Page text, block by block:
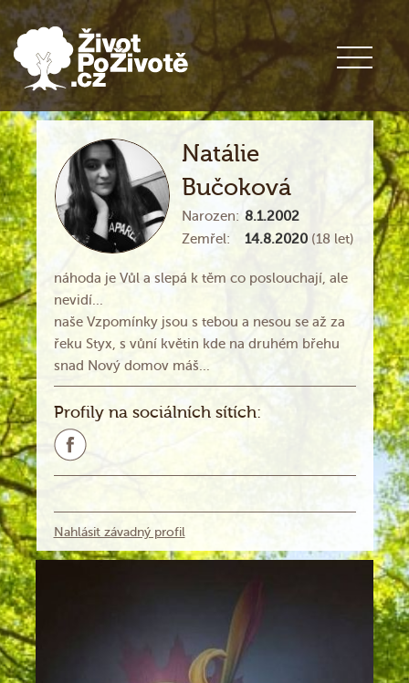
Natálie
Bučoková
Narozen: 8.1.2002
Zemřel:
14.8.2020 (18 let)
náhoda je Vůl a slepá k těm co poslouchají, ale
nevidí...
naše Vzpomínky jsou s tebou a nesou se až za
řeku Styx, s vůní květin kde na druhém břehu
snad Nový domov máš...
Profily na sociálních sítích:
Nahlásit závadný profil